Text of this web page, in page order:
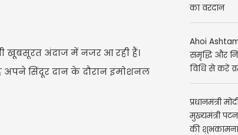
खूबसूरत अंदाज में नजर आ रही हैं।
अपने सिंदूर दान के दौरान इमोशनल
Ahoi
किया गया
Ahoi
समृद्धि और
प्रधानमंत्री